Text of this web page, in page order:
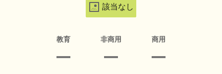
該当なし
教育 非商用 商用